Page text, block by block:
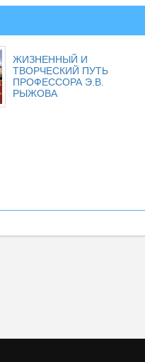
ЖИЗНЕННЫЙ И
ТВОРЧЕСКИЙ ПУТЬ
ПРОФЕССОРА Э.В.
РЫЖОВА